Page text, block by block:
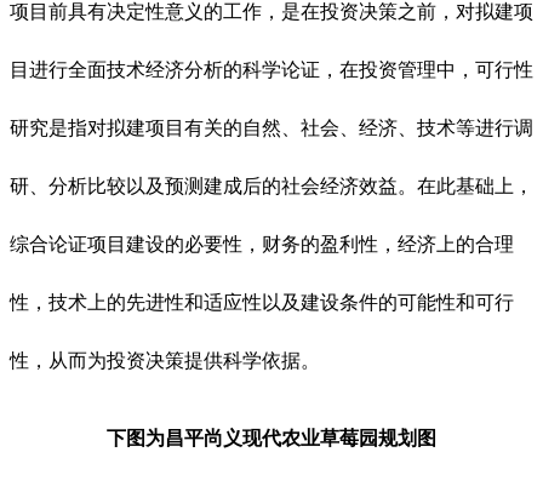
项目前具有决定性意义的工作，是在投资决策之前，对拟建项
目进行全面技术经济分析的科学论证，在投资管理中，可行性
研究是指对拟建项目有关的自然、社会、经济、技术等进行调
研、分析比较以及预测建成后的社会经济效益。在此基础上，
综合论证项目建设的必要性，财务的盈利性，经济上的合理
性，技术上的先进性和适应性以及建设条件的可能性和可行
性，从而为投资决策提供科学依据。
下图为昌平尚义现代农业草莓园规划图